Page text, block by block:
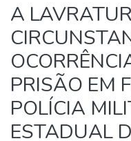
A
PRISÃO EM
POLÍCIA
ESTADUAL